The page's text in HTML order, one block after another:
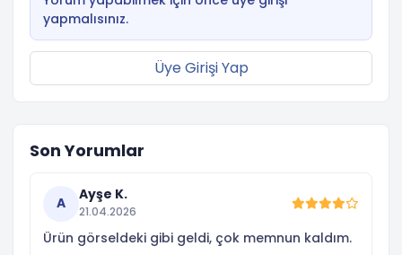
yapmalısınız.
Üye Girişi Yap
Son Yorumlar
A
Ayşe K.
21.04.2026
Ürün görseldeki gibi geldi, çok memnun kaldım.